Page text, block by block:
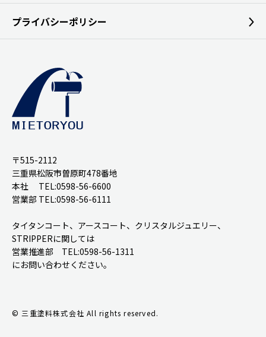
〒515-2112
三重県松阪市曽原町478番地
本社 TEL:0598-56-6600
営業部 TEL:0598-56-6111
タイタンコート、アースコート、クリスタルジュエリー、
STRIPPERに関しては
営業推進部 TEL:0598-56-1311
にお問い合わせください。
プライバシーポリシー
© 三重塗料株式会社 All rights reserved.